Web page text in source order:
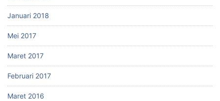
Januari 2018
Mei 2017
Maret 2017
Februari 2017
Maret 2016